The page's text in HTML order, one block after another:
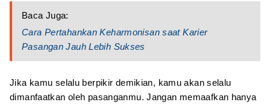
Baca Juga:
Cara Pertahankan Keharmonisan saat Karier
Pasangan Jauh Lebih Sukses
Jika kamu selalu berpikir demikian, kamu akan selalu
dimanfaatkan oleh pasanganmu. Jangan memaafkan hanya